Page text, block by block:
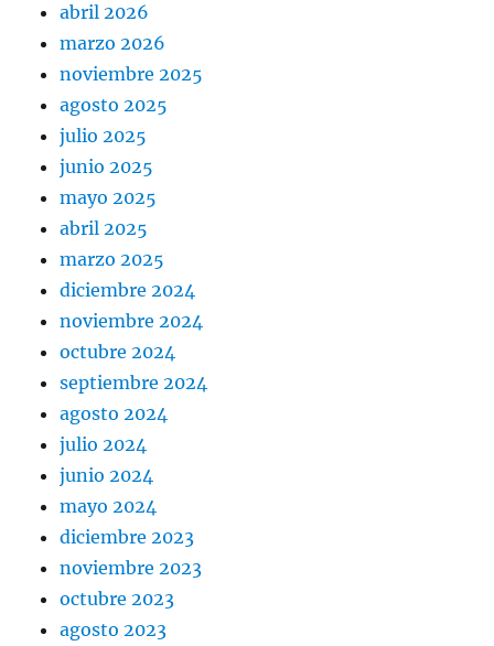
abril 2026
marzo 2026
noviembre 2025
agosto 2025
julio 2025
junio 2025
mayo 2025
abril 2025
marzo 2025
diciembre 2024
noviembre 2024
octubre 2024
septiembre 2024
agosto 2024
julio 2024
junio 2024
mayo 2024
diciembre 2023
noviembre 2023
octubre 2023
agosto 2023